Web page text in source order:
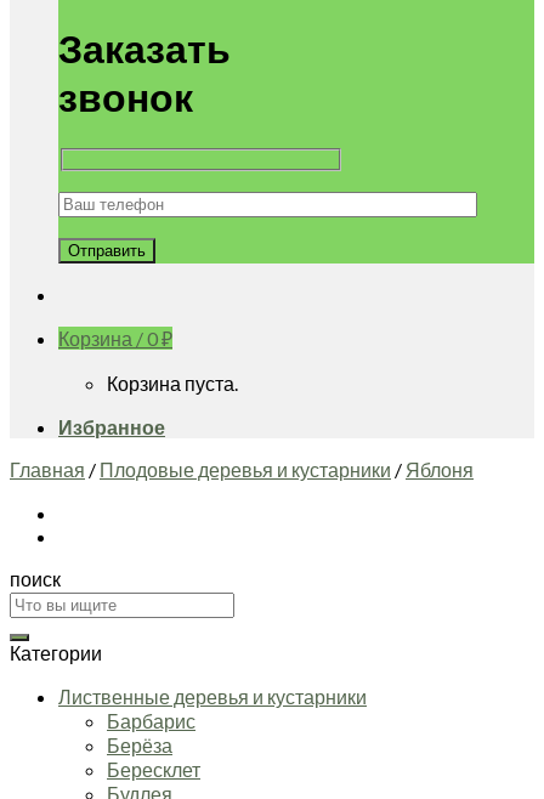
Заказать
звонок
Корзина /0₽
Корзина пуста.
Избранное
Главная / Плодовые деревья и кустарники / Яблоня
поиск
Искать:
Категории
Лиственные деревья и кустарники
Барбарис
Берёза
Бересклет
Будлея